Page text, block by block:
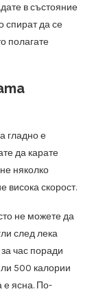
в състояние
спират да се
полагате
гладно е
да карате
няколко
висока скорост.
не можете да
след лека
час поради
500 калории
е ясна. По-